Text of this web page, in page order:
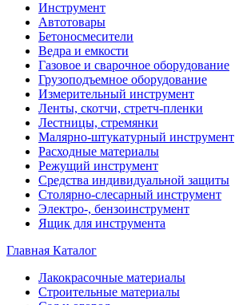
Инструмент
Автотовары
Бетоносмесители
Ведра и емкости
Газовое и сварочное оборудование
Грузоподъемное оборудование
Измерительный инструмент
Ленты, скотчи, стретч-пленки
Лестницы, стремянки
Малярно-штукатурный инструмент
Расходные материалы
Режущий инструмент
Средства индивидуальной защиты
Столярно-слесарный инструмент
Электро-, бензоинструмент
Ящик для инструмента
Главная Каталог
Лакокрасочные материалы
Строительные материалы